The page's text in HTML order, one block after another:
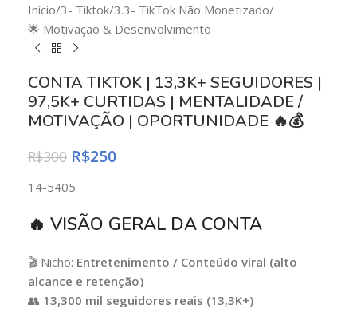
Início/3- Tiktok/3.3- TikTok Não Monetizado/
🌟 Motivação & Desenvolvimento
CONTA TIKTOK | 13,3K+ SEGUIDORES |
97,5K+ CURTIDAS | MENTALIDADE /
MOTIVAÇÃO | OPORTUNIDADE 🔥💰
R$300 R$250
14-5405
🔥 VISÃO GERAL DA CONTA
🎬 Nicho: Entretenimento / Conteúdo viral (alto
alcance e retenção)
👥 13,300 mil seguidores reais (13,3K+)